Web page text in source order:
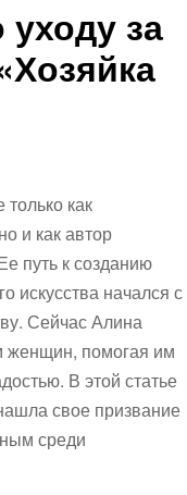
за
как
и как автор
путь к созданию
искусства начался с
Сейчас Алина
женщин, помогая им
В этой статье
свое призвание
среди